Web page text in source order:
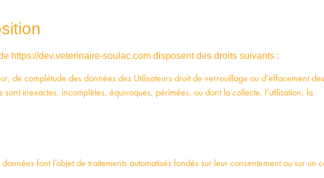
https://dev.veterinaire-soulac.com disposent des droits suivants :
de complétude des données des Utilisateurs droit de verrouillage ou d’effacement des
inexactes, incomplètes, équivoques, périmées, ou dont la collecte, l’utilisation, la
font l’objet de traitements automatisés fondés sur leur consentement ou sur un